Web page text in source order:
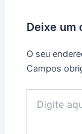
Deixe um
O seu
Campos
aqui...